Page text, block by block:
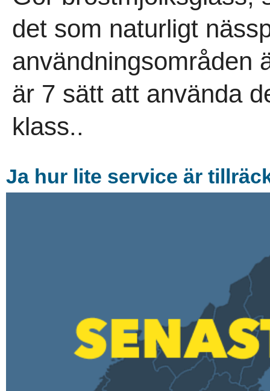
det som naturligt
användningsområden
är 7 sätt att använda
klass..
Ja hur lite service är